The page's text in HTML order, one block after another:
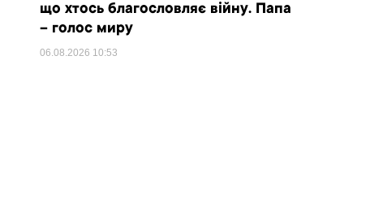
що хтось благословляє війну. Папа
– голос миру
06.08.2026 10:53